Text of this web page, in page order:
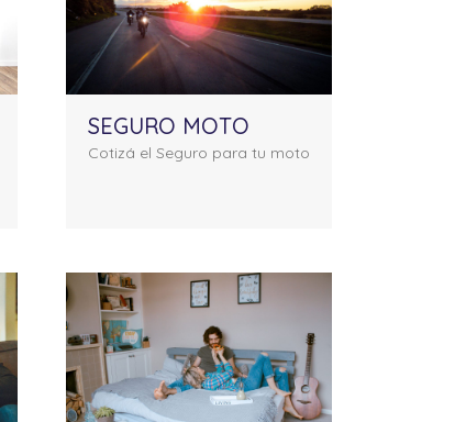
SEGURO MOTO
Cotizá el Seguro para tu moto